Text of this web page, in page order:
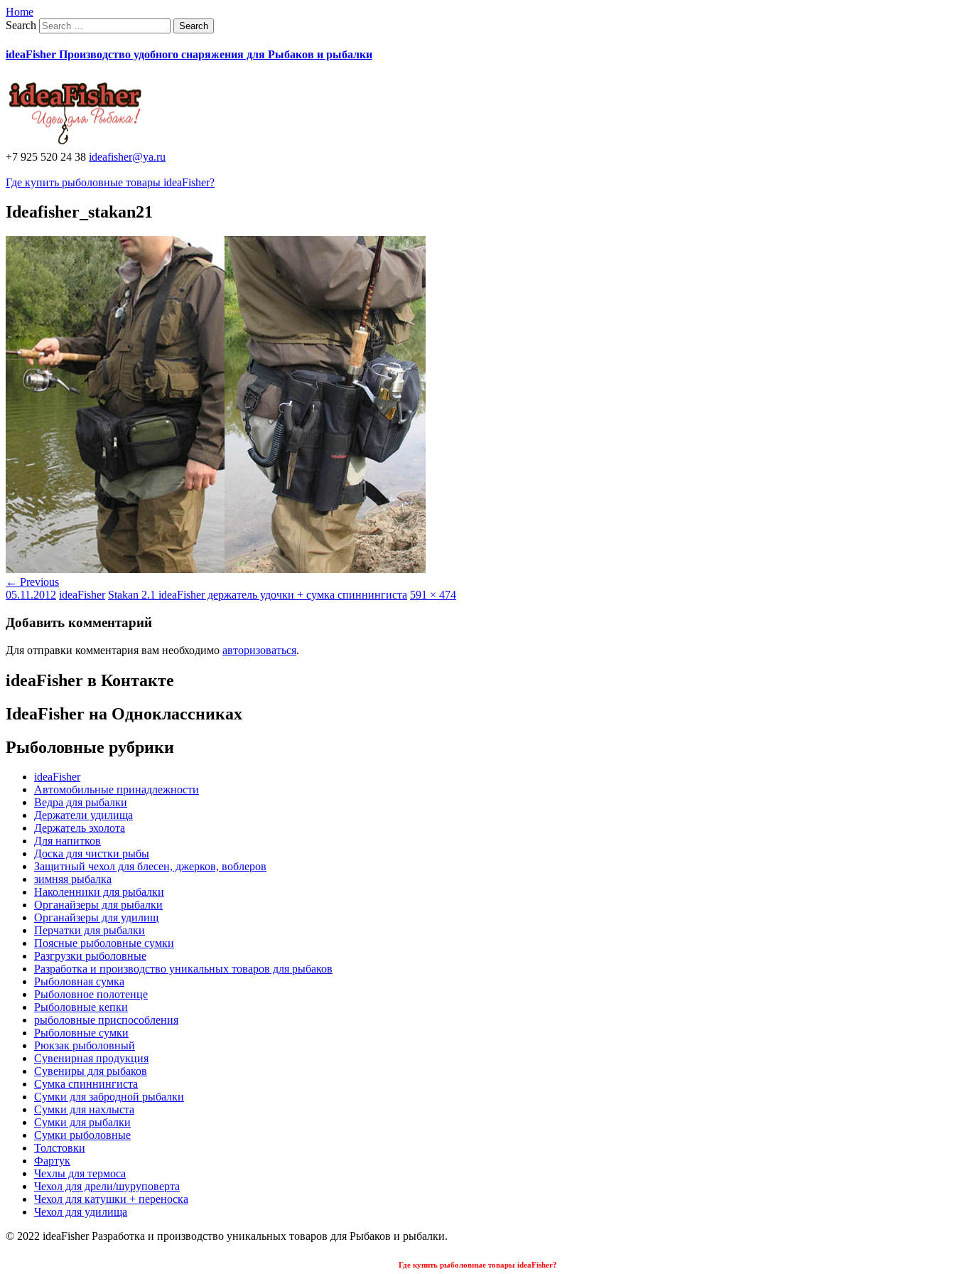
Home
Search
ideaFisher Производство удобного снаряжения для Рыбаков и рыбалки
+7 925 520 24 38 ideafisher@ya.ru
Где купить рыболовные товары ideaFisher?
Ideafisher_stakan21
← Previous
05.11.2012 ideaFisher Stakan 2.1 ideaFisher держатель удочки + cумка спиннингиста 591 × 474
Добавить комментарий
Для отправки комментария вам необходимо авторизоваться.
ideaFisher в Контакте
IdeaFisher на Одноклассниках
Рыболовные рубрики
ideaFisher
Автомобильные принадлежности
Ведра для рыбалки
Держатели удилища
Держатель эхолота
Для напитков
Доска для чистки рыбы
Защитный чехол для блесен, джерков, воблеров
зимняя рыбалка
Наколенники для рыбалки
Органайзеры для рыбалки
Органайзеры для удилищ
Перчатки для рыбалки
Поясные рыболовные сумки
Разгрузки рыболовные
Разработка и производство уникальных товаров для рыбаков
Рыболовная сумка
Рыболовное полотенце
Рыболовные кепки
рыболовные приспособления
Рыболовные сумки
Рюкзак рыболовный
Сувенирная продукция
Сувениры для рыбаков
Сумка спиннингиста
Сумки для забродной рыбалки
Сумки для нахлыста
Сумки для рыбалки
Сумки рыболовные
Толстовки
Фартук
Чехлы для термоса
Чехол для дрели/шуруповерта
Чехол для катушки + переноска
Чехол для удилища
© 2022 ideaFisher Разработка и производство уникальных товаров для Рыбаков и рыбалки.
Где купить рыболовные товары ideaFisher?